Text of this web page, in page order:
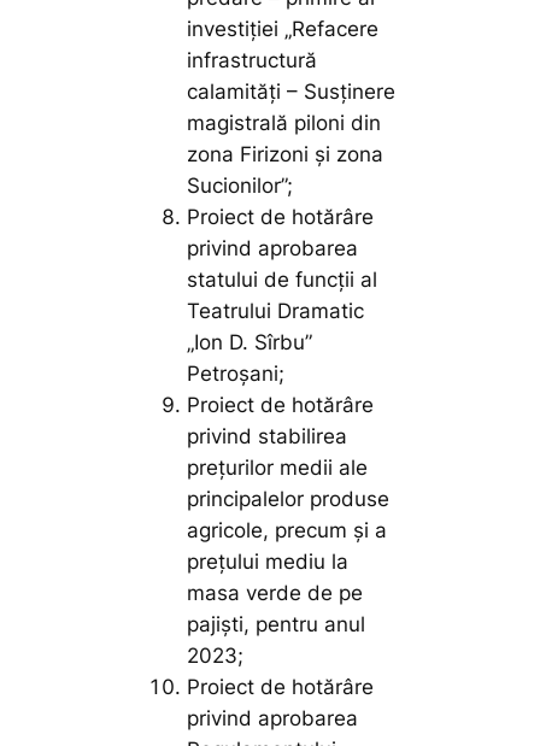
investiției „Refacere
infrastructură
calamități – Susținere
magistrală piloni din
zona Firizoni și zona
Sucionilor”;
Proiect de hotărâre
privind aprobarea
statului de funcţii al
Teatrului Dramatic
„Ion D. Sîrbu”
Petroșani;
Proiect de hotărâre
privind stabilirea
preţurilor medii ale
principalelor produse
agricole, precum și a
prețului mediu la
masa verde de pe
pajiști, pentru anul
2023;
Proiect de hotărâre
privind aprobarea